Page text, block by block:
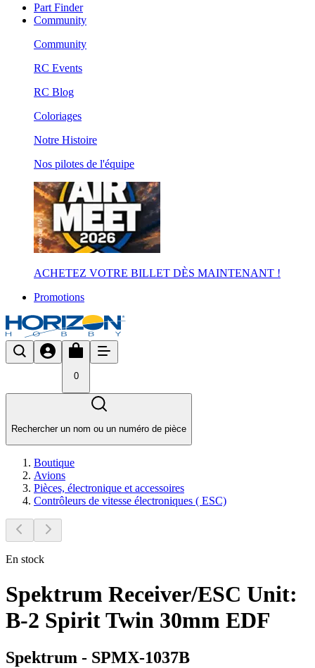
Part Finder
Community
Community
RC Events
RC Blog
Coloriages
Notre Histoire
Nos pilotes de l'équipe
ACHETEZ VOTRE BILLET DÈS MAINTENANT !
Promotions
0
Rechercher un nom ou un numéro de pièce
Boutique
Avions
Pièces, électronique et accessoires
Contrôleurs de vitesse électroniques ( ESC)
En stock
Spektrum Receiver/ESC Unit:
B-2 Spirit Twin 30mm EDF
Spektrum - SPMX-1037B